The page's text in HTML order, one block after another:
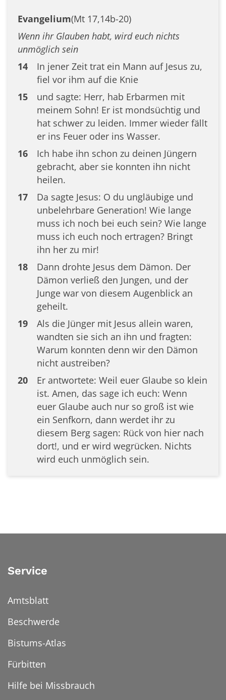
Evangelium(Mt 17,14b-20)
Wenn ihr Glauben habt, wird euch nichts
unmöglich sein
14
In jener Zeit trat ein Mann auf Jesus zu,
fiel vor ihm auf die Knie
15
und sagte: Herr, hab Erbarmen mit
meinem Sohn! Er ist mondsüchtig und
hat schwer zu leiden. Immer wieder fällt
er ins Feuer oder ins Wasser.
16
Ich habe ihn schon zu deinen Jüngern
gebracht, aber sie konnten ihn nicht
heilen.
17
Da sagte Jesus: O du ungläubige und
unbelehrbare Generation! Wie lange
muss ich noch bei euch sein? Wie lange
muss ich euch noch ertragen? Bringt
ihn her zu mir!
18
Dann drohte Jesus dem Dämon. Der
Dämon verließ den Jungen, und der
Junge war von diesem Augenblick an
geheilt.
19
Als die Jünger mit Jesus allein waren,
wandten sie sich an ihn und fragten:
Warum konnten denn wir den Dämon
nicht austreiben?
20
Er antwortete: Weil euer Glaube so klein
ist. Amen, das sage ich euch: Wenn
euer Glaube auch nur so groß ist wie
ein Senfkorn, dann werdet ihr zu
diesem Berg sagen: Rück von hier nach
dort!, und er wird wegrücken. Nichts
wird euch unmöglich sein.
Service
Amtsblatt
Beschwerde
Bistums-Atlas
Fürbitten
Hilfe bei Missbrauch